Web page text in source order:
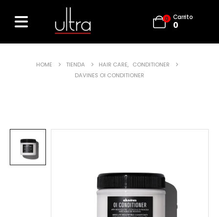
0 Carrito
0
HOME TIENDA HAIR CARE, CONDITIONER
DAVINES OI CONDITIONER